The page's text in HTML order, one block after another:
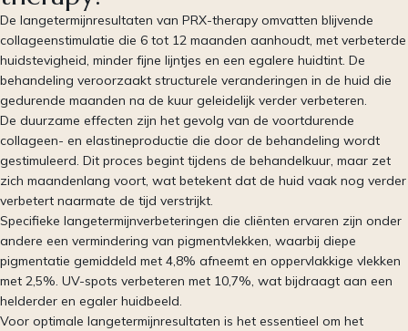
De langetermijnresultaten van PRX-therapy omvatten blijvende
collageenstimulatie die 6 tot 12 maanden aanhoudt, met verbeterde
huidstevigheid, minder fijne lijntjes en een egalere huidtint. De
behandeling veroorzaakt structurele veranderingen in de huid die
gedurende maanden na de kuur geleidelijk verder verbeteren.
De duurzame effecten zijn het gevolg van de voortdurende
collageen- en elastineproductie die door de behandeling wordt
gestimuleerd. Dit proces begint tijdens de behandelkuur, maar zet
zich maandenlang voort, wat betekent dat de huid vaak nog verder
verbetert naarmate de tijd verstrijkt.
Specifieke langetermijnverbeteringen die cliënten ervaren zijn onder
andere een vermindering van pigmentvlekken, waarbij diepe
pigmentatie gemiddeld met 4,8% afneemt en oppervlakkige vlekken
met 2,5%. UV-spots verbeteren met 10,7%, wat bijdraagt aan een
helderder en egaler huidbeeld.
Voor optimale langetermijnresultaten is het essentieel om het